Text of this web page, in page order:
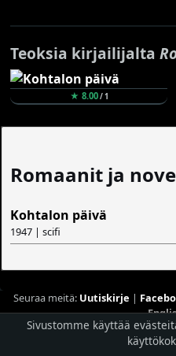
Teoksia kirjailijalta
★ 8.00/ 1
Romaanit ja
Kohtalon päivä
1947 | scifi
Seuraa meitä: Uutiskirje |
Hostingpalvelun
Sivustomme käyttää